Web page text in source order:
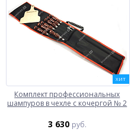
ХИТ
Комплект профессиональных
шампуров в чехле с кочергой № 2
3 630 руб.